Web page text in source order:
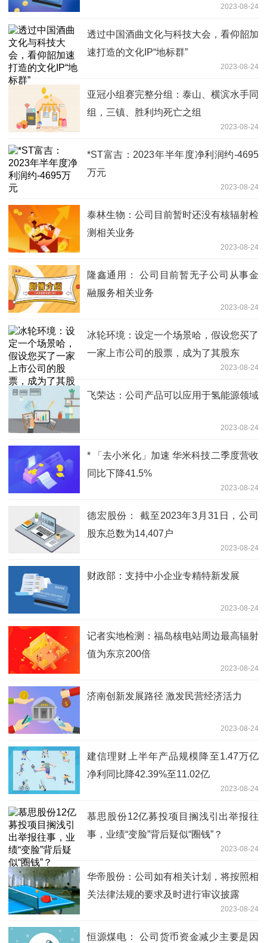
2023-08-24
透过中国酒曲文化与科技大会，看仰韶加
速打造的文化IP“地标群”
2023-08-24
亚冠小组赛完整分组：泰山、横滨水手同
组，三镇、胜利均死亡之组
2023-08-24
*ST富吉：2023年半年度净利润约-4695
万元
2023-08-24
泰林生物：公司目前暂时还没有核辐射检
测相关业务
2023-08-24
隆鑫通用： 公司目前暂无子公司从事金
融服务相关业务
2023-08-24
冰轮环境：设定一个场景哈，假设您买了
一家上市公司的股票，成为了其股东
2023-08-24
飞荣达：公司产品可以应用于氢能源领域
2023-08-24
* 「去小米化」加速 华米科技二季度营收
同比下降41.5%
2023-08-24
德宏股份： 截至2023年3月31日，公司
股东总数为14,407户
2023-08-24
财政部：支持中小企业专精特新发展
2023-08-24
记者实地检测：福岛核电站周边最高辐射
值为东京200倍
2023-08-24
济南创新发展路径 激发民营经济活力
2023-08-24
建信理财上半年产品规模降至1.47万亿
净利同比降42.39%至11.02亿
2023-08-24
慕思股份12亿募投项目搁浅引出举报往
事，业绩“变脸”背后疑似“圈钱”？
2023-08-24
华帝股份：公司如有相关计划，将按照相
关法律法规的要求及时进行审议披露
2023-08-24
恒源煤电： 公司货币资金减少主要是因